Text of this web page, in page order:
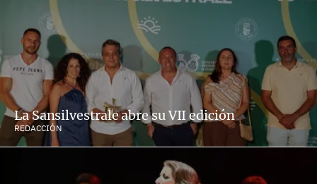
La Sansilvestrale abre su VII edición
REDACCIÓN